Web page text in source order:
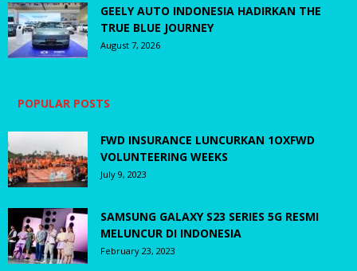
GEELY AUTO INDONESIA HADIRKAN THE
TRUE BLUE JOURNEY
August 7, 2026
POPULAR POSTS
FWD INSURANCE LUNCURKAN 1OXFWD
VOLUNTEERING WEEKS
July 9, 2023
SAMSUNG GALAXY S23 SERIES 5G RESMI
MELUNCUR DI INDONESIA
February 23, 2023